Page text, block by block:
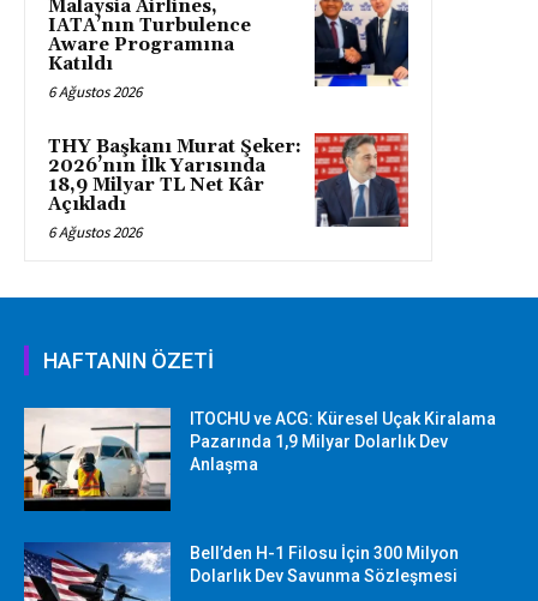
Malaysia Airlines,
IATA’nın Turbulence
Aware Programına
Katıldı
6 Ağustos 2026
THY Başkanı Murat Şeker:
2026’nın İlk Yarısında
18,9 Milyar TL Net Kâr
Açıkladı
6 Ağustos 2026
HAFTANIN ÖZETİ
ITOCHU ve ACG: Küresel Uçak Kiralama
Pazarında 1,9 Milyar Dolarlık Dev
Anlaşma
Bell’den H-1 Filosu İçin 300 Milyon
Dolarlık Dev Savunma Sözleşmesi